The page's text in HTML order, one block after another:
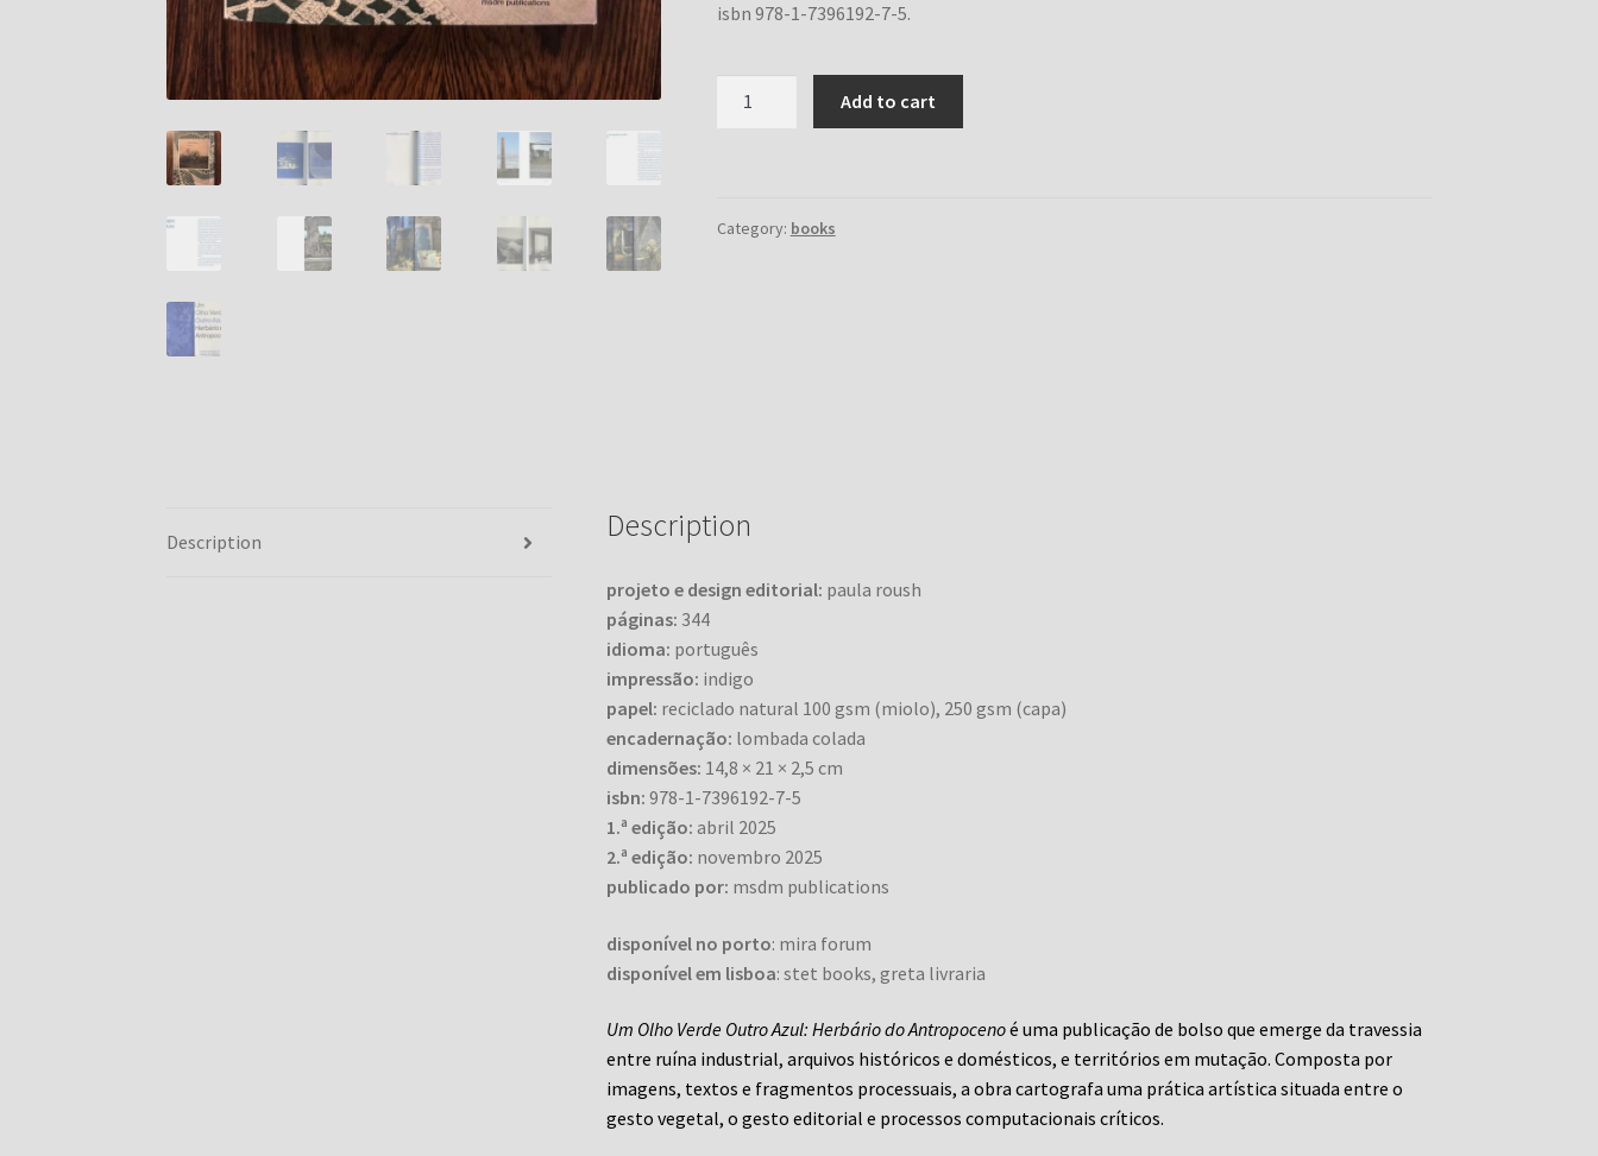
isbn 978-1-7396192-7-5.
Herbário
Add to cart
Category: books
Description Description
projeto e design editorial: paula roush
páginas: 344
idioma: português
impressão: indigo
papel: reciclado natural 100 gsm (miolo), 250 gsm (capa)
encadernação: lombada colada
dimensões: 14,8 × 21 × 2,5 cm
isbn: 978-1-7396192-7-5
1.ª edição: abril 2025
2.ª edição: novembro 2025
publicado por: msdm publications
disponível no porto: mira forum
disponível em lisboa: stet books, greta livraria
Um Olho Verde Outro Azul: Herbário do Antropocenoé uma publicação de bolso que emerge da travessia
entre ruína industrial, arquivos históricos e domésticos, e territórios em mutação. Composta por
imagens, textos e fragmentos processuais, a obra cartografa uma prática artística situada entre o
gesto vegetal, o gesto editorial e processos computacionais críticos.